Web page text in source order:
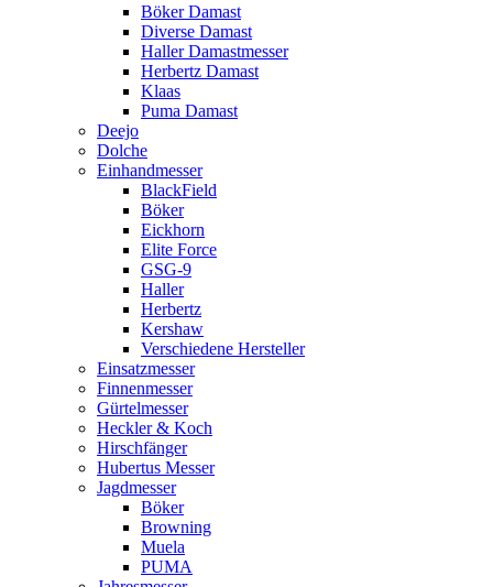
Böker Damast
Diverse Damast
Haller Damastmesser
Herbertz Damast
Klaas
Puma Damast
Deejo
Dolche
Einhandmesser
BlackField
Böker
Eickhorn
Elite Force
GSG-9
Haller
Herbertz
Kershaw
Verschiedene Hersteller
Einsatzmesser
Finnenmesser
Gürtelmesser
Heckler & Koch
Hirschfänger
Hubertus Messer
Jagdmesser
Böker
Browning
Muela
PUMA